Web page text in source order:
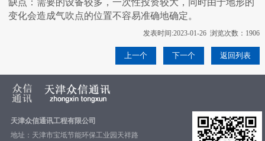
缺点：需要的设备较多，一次性投资较大，同时由于地形的
变化会造成气吹点的位置不容易准确地确定。
发表时间:2023-01-26 浏览次数：1906
上一个 下一个 返回列表
天津众信通讯工程有限公司
地址：天津市宝坻节能环保工业园天祥路